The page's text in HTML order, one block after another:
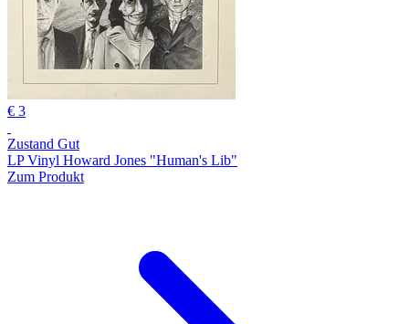
€ 3
Zustand Gut
LP Vinyl Howard Jones "Human's Lib"
Zum Produkt